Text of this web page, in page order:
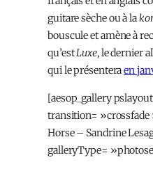
guitare sèche ou à la
bouscule et amène à
qu’estLuxe, le dernier
qui le présenteraen
[aesop_gallery
transition= »crossfade
Horse – Sandrine
galleryType=